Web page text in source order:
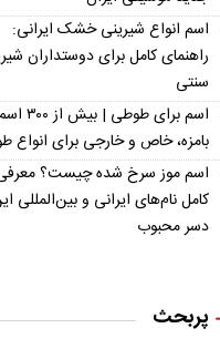
اسم انواع شیرینی خشک ایرانی:
راهنمای کامل برای دوستداران
سنتی
اسم برای
بامزه، خاص و خارجی برای انواع
اسم موز سرخ شده چیست؟
کامل نام‌های ایرانی و بین‌المللی
دسر محبوب
پربحث